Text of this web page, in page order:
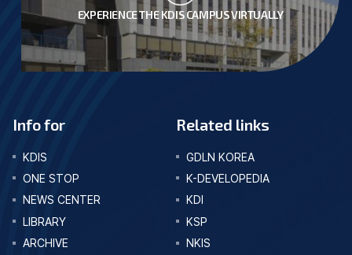
EXPERIENCE THE KDIS CAMPUS VIRTUALLY
Info for
KDIS
ONE STOP
NEWS CENTER
LIBRARY
ARCHIVE
Related links
GDLN KOREA
K-DEVELOPEDIA
KDI
KSP
NKIS